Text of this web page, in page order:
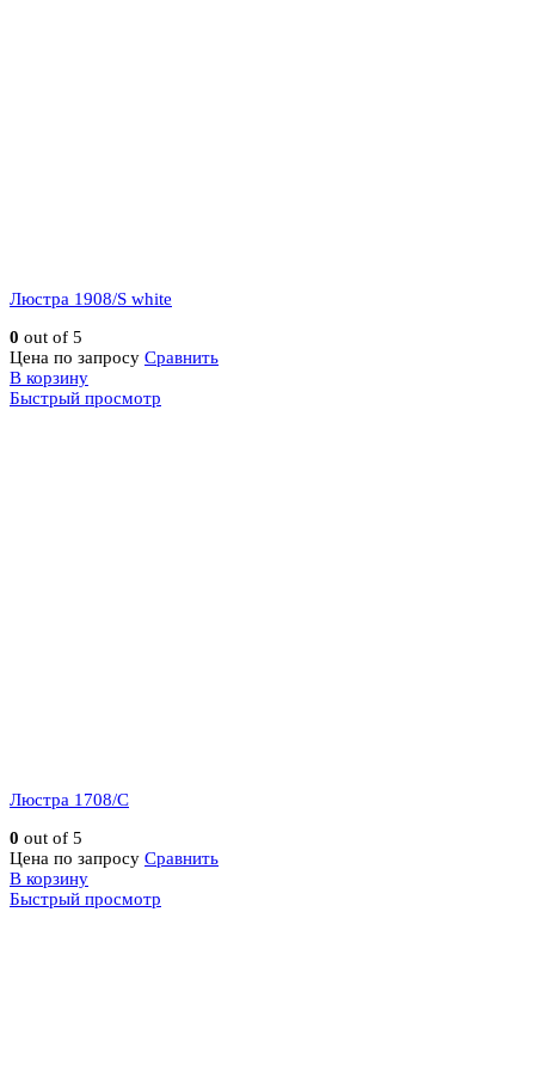
Люстра 1908/S white
0 out of 5
Цена по запросу Сравнить
В корзину
Быстрый просмотр
Люстра 1708/C
0 out of 5
Цена по запросу Сравнить
В корзину
Быстрый просмотр